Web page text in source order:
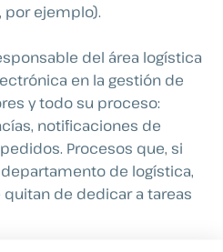
por ejemplo).
del área logística
en la gestión de
y todo su proceso:
notificaciones de
Procesos que, si
de logística,
de dedicar a tareas